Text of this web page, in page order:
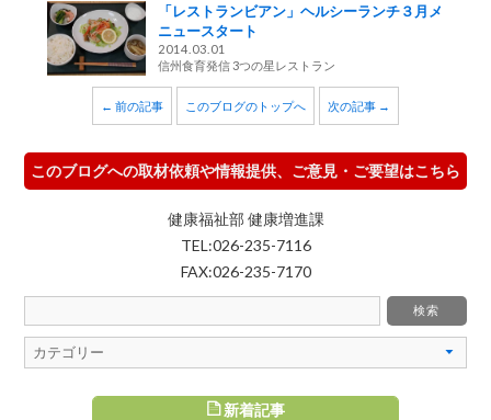
「レストランビアン」ヘルシーランチ３月メ
ニュースタート
2014.03.01
信州食育発信 3つの星レストラン
← 前の記事 このブログのトップへ 次の記事 →
このブログへの取材依頼や情報提供、ご意見・ご要望はこちら
健康福祉部 健康増進課
TEL:026-235-7116
FAX:026-235-7170
新着記事